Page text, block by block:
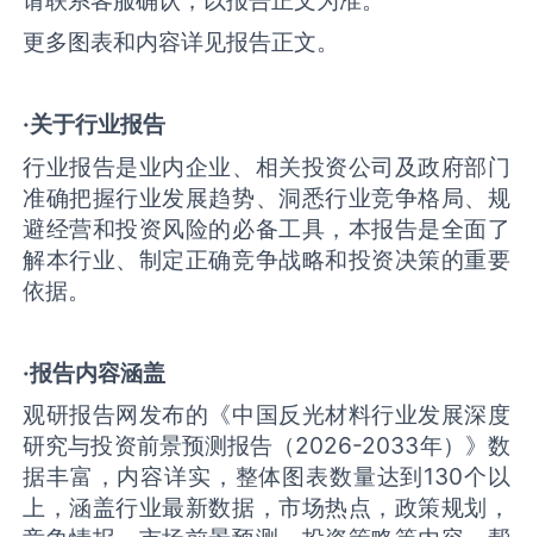
更多图表和内容详见报告正文。
·关于行业报告
行业报告是业内企业、相关投资公司及政府部门
准确把握行业发展趋势、洞悉行业竞争格局、规
避经营和投资风险的必备工具，本报告是全面了
解本行业、制定正确竞争战略和投资决策的重要
依据。
·报告内容涵盖
观研报告网发布的《中国反光材料行业发展深度
研究与投资前景预测报告（2026-2033年）》数
据丰富，内容详实，整体图表数量达到130个以
上，涵盖行业最新数据，市场热点，政策规划，